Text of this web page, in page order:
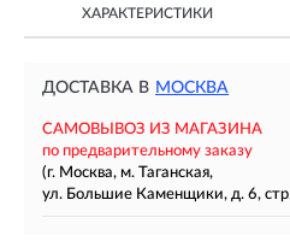
ХАРАКТЕРИСТИКИ
ДОСТАВКА В МОСКВА
САМОВЫВОЗ ИЗ МАГАЗИНА
по предварительному заказу
(г. Москва, м. Таганская,
ул. Большие Каменщики, д. 6,